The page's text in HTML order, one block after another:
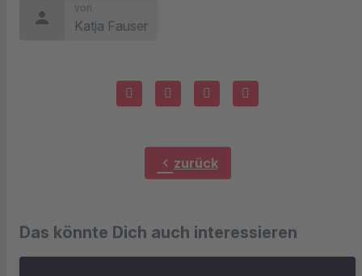
person
von
Katja Fauser
chevron_left zurück
Das könnte Dich auch interessieren